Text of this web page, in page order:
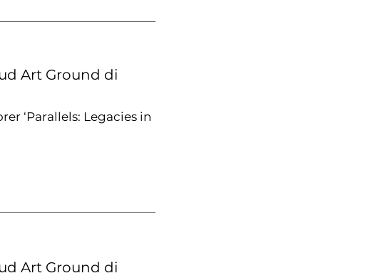
Art Ground di
‘Parallels: Legacies in
Art Ground di